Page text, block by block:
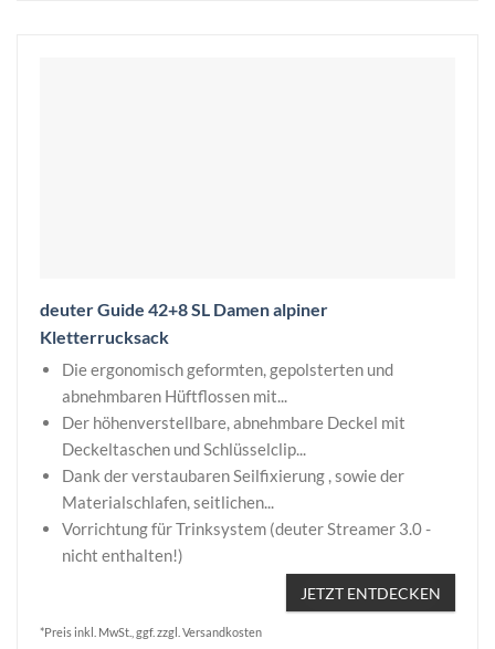
deuter Guide 42+8 SL Damen alpiner
Kletterrucksack
Die ergonomisch geformten, gepolsterten und
abnehmbaren Hüftflossen mit...
Der höhenverstellbare, abnehmbare Deckel mit
Deckeltaschen und Schlüsselclip...
Dank der verstaubaren Seilfixierung , sowie der
Materialschlafen, seitlichen...
Vorrichtung für Trinksystem (deuter Streamer 3.0 -
nicht enthalten!)
JETZT ENTDECKEN
*Preis inkl. MwSt., ggf. zzgl. Versandkosten